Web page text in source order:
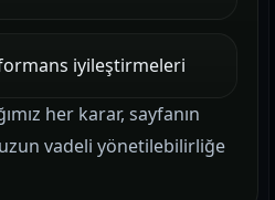
iyileştirmeleri
her karar, sayfanın
uzun vadeli yönetilebilirliğe